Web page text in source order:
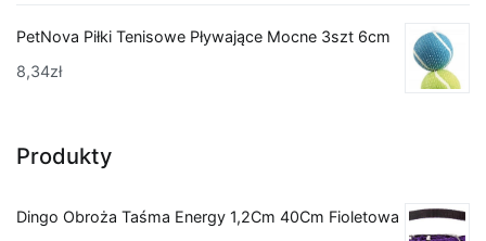
PetNova Piłki Tenisowe Pływające Mocne 3szt 6cm
8,34zł
Produkty
Dingo Obroża Taśma Energy 1,2Cm 40Cm Fioletowa